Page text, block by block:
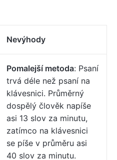
Nevýhody
Pomalejší metoda: Psaní
trvá déle než psaní na
klávesnici. Průměrný
dospělý člověk napíše
asi 13 slov za minutu,
zatímco na klávesnici
se píše v průměru asi
40 slov za minutu.